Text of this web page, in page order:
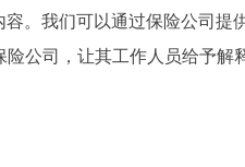
。我们可以通过保险公司提
公司，让其工作人员给予解